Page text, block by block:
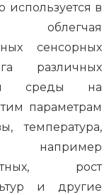
используется в
облегчая
сенсорных
различных
среды на
параметрам
температура,
например
рост
и другие